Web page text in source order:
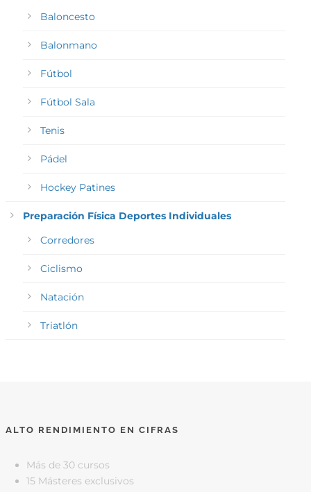
Baloncesto
Balonmano
Fútbol
Fútbol Sala
Tenis
Pádel
Hockey Patines
Preparación Física Deportes Individuales
Corredores
Ciclismo
Natación
Triatlón
ALTO RENDIMIENTO EN CIFRAS
Más de 30 cursos
15 Másteres exclusivos